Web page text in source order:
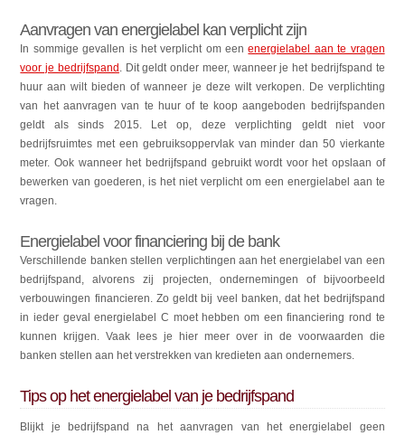
Aanvragen van energielabel kan verplicht zijn
In sommige gevallen is het verplicht om eenenergielabel aan te vragen
voor je bedrijfspand. Dit geldt onder meer, wanneer je het bedrijfspand te
huur aan wilt bieden of wanneer je deze wilt verkopen. De verplichting
van het aanvragen van te huur of te koop aangeboden bedrijfspanden
geldt als sinds 2015. Let op, deze verplichting geldt niet voor
bedrijfsruimtes met een gebruiksoppervlak van minder dan 50 vierkante
meter. Ook wanneer het bedrijfspand gebruikt wordt voor het opslaan of
bewerken van goederen, is het niet verplicht om een energielabel aan te
vragen.
Energielabel voor financiering bij de bank
Verschillende banken stellen verplichtingen aan het energielabel van een
bedrijfspand, alvorens zij projecten, ondernemingen of bijvoorbeeld
verbouwingen financieren. Zo geldt bij veel banken, dat het bedrijfspand
in ieder geval energielabel C moet hebben om een financiering rond te
kunnen krijgen. Vaak lees je hier meer over in de voorwaarden die
banken stellen aan het verstrekken van kredieten aan ondernemers.
Tips op het energielabel van je bedrijfspand
Blijkt je bedrijfspand na het aanvragen van het energielabel geen